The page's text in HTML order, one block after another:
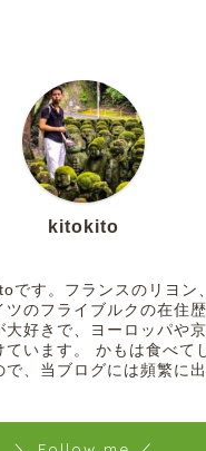
kitokito
です。フランスのリヨン
ツのフライブルクの在住
大好きで、ヨーロッパや
ています。 かもは食べて
で、当ブログには頻繁に